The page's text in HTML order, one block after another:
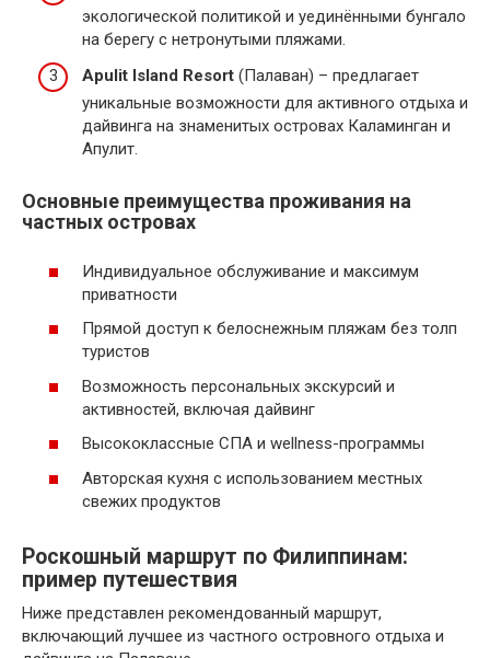
экологической политикой и уединёнными бунгало
на берегу с нетронутыми пляжами.
Apulit Island Resort (Палаван) – предлагает
уникальные возможности для активного отдыха и
дайвинга на знаменитых островах Каламинган и
Апулит.
Основные преимущества проживания на
частных островах
Индивидуальное обслуживание и максимум
приватности
Прямой доступ к белоснежным пляжам без толп
туристов
Возможность персональных экскурсий и
активностей, включая дайвинг
Высококлассные СПА и wellness-программы
Авторская кухня с использованием местных
свежих продуктов
Роскошный маршрут по Филиппинам:
пример путешествия
Ниже представлен рекомендованный маршрут,
включающий лучшее из частного островного отдыха и